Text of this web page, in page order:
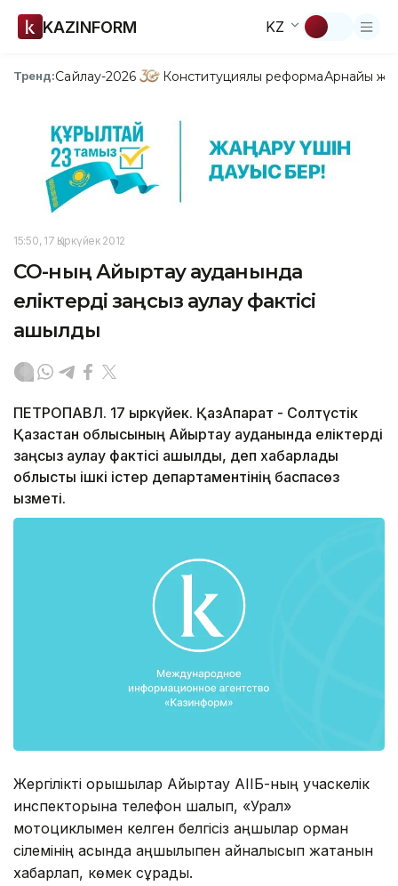
KAZINFORM KZ
Тренд:Сайлау-2026 Конституциялық реформаАрнайы
15:50, 17 Қыркүйек 2012
СҚО-ның Айыртау ауданында
еліктерді заңсыз аулау фактісі
ашылды
ПЕТРОПАВЛ. 17 қыркүйек. ҚазАқпарат - Солтүстік
Қазақстан облысының Айыртау ауданында еліктерді
заңсыз аулау фактісі ашылды, деп хабарлады
облыстық ішкі істер департаментінің баспасөз
қызметі.
Жергілікті қорықшылар Айыртау АІІБ-ның учаскелік
инспекторына телефон шалып, «Урал»
мотоциклымен келген белгісіз аңшылар орман
сілемінің қасында аңшылықпен айналысып жатқанын
хабарлап, көмек сұрады.